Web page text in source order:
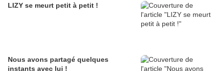
LIZY se meurt petit à petit !
Nous avons partagé quelques
instants avec lui !